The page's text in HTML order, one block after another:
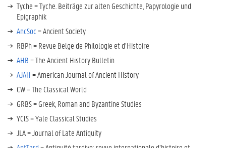
Tyche = Tyche. Beiträge zur alten Geschichte, Papyrologie und
Epigraphik
AncSoc= Ancient Society
RBPh = Revue Belge de Philologie et d’Histoire
AHB= The Ancient History Bulletin
AJAH= American Journal of Ancient History
CW = The Classical World
GRBS = Greek, Roman and Byzantine Studies
YClS = Yale Classical Studies
JLA = Journal of Late Antiquity